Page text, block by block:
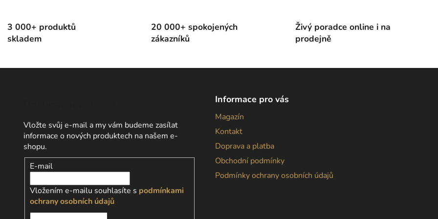
3 000+ produktů
skladem
20 000+ spokojených
zákazníků
Živý poradce online i na
prodejně
Vložte svůj e-mail a my vám budeme zasílat
informace o nových produktech na našem e-
shopu.
E-mail
Vložením e-mailu souhlasíte s podmínkami
ochrany osobních údajů
Informace pro vás
Magazín
Kontakt
Doprava a platba
Obchodní podmínky
Podmínky ochrany osobních údajů